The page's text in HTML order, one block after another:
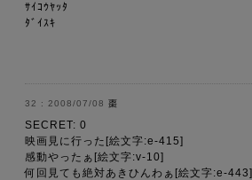
ｻｲｺｳﾔｯﾀ
ﾀﾞｲｽｷ
2008/07/08 棗
SECRET: 0
映画見に行った[絵文字:e-415]
感動やったぁ[絵文字:v-10]
何回見ても絶対あきひんわぁ[絵文字:e-443]